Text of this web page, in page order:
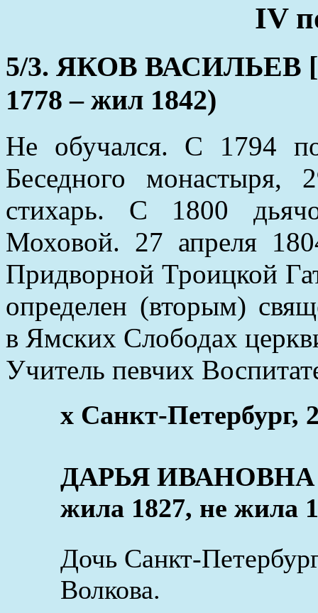
IV
5/3. ЯКОВ
1778 – жил 1842)
Не обучался. С 1794
Беседного монастыря,
стихарь. С 1800
Моховой. 27 апреля
Придворной Троицкой
определен (вторым)
в Ямских Слободах
Учитель певчих
x Санкт-Петербург,
ДАРЬЯ ИВАНОВНА
жила 1827, не жила
Дочь Санкт-
Волкова.